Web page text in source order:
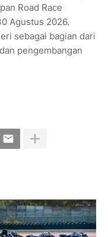
Road Race
Agustus 2026.
sebagai bagian dari
pengembangan